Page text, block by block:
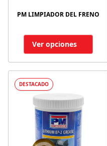
PM LIMPIADOR DEL FRENO
Ver opciones
DESTACADO